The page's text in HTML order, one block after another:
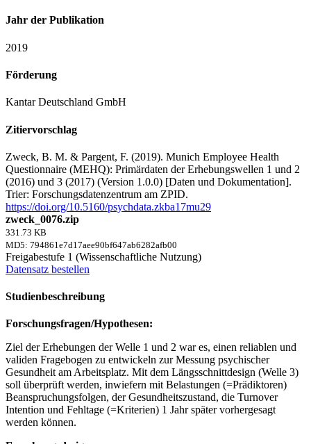
Jahr der Publikation
2019
Förderung
Kantar Deutschland GmbH
Zitiervorschlag
Zweck, B. M. & Pargent, F. (2019). Munich Employee Health
Questionnaire (MEHQ): Primärdaten der Erhebungswellen 1 und 2
(2016) und 3 (2017) (Version 1.0.0) [Daten und Dokumentation].
Trier: Forschungsdatenzentrum am ZPID.
https://doi.org/10.5160/psychdata.zkba17mu29
zweck_0076.zip
331.73 KB
MD5: 794861e7d17aee90bf647ab6282afb00
Freigabestufe 1 (Wissenschaftliche Nutzung)
Datensatz bestellen
Studienbeschreibung
Forschungsfragen/Hypothesen:
Ziel der Erhebungen der Welle 1 und 2 war es, einen reliablen und
validen Fragebogen zu entwickeln zur Messung psychischer
Gesundheit am Arbeitsplatz. Mit dem Längsschnittdesign (Welle 3)
soll überprüft werden, inwiefern mit Belastungen (=Prädiktoren)
Beanspruchungsfolgen, der Gesundheitszustand, die Turnover
Intention und Fehltage (=Kriterien) 1 Jahr später vorhergesagt
werden können.